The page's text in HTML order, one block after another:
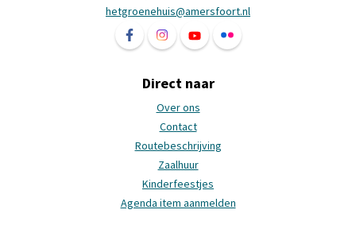
hetgroenehuis@amersfoort.nl
Volg ons op Facebook Het Groene Huis
Volg ons op Instagram Het Groene
Volg ons op YouTube Het
Volg ons op Flickr Het
Direct naar
Over ons
Contact
Routebeschrijving
Zaalhuur
Kinderfeestjes
Agenda item aanmelden